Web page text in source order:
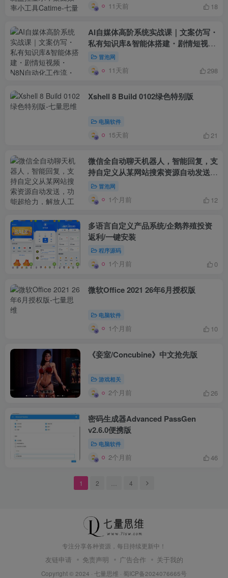
11天前 18
AI自媒体高阶系统实战课｜文案仿写・
私有知识库&智能体搭建・剧情短视
频・N8N自动化工作流・数字人制作全
链路
冒泡网
11天前 298
Xshell 8 Build 0102绿色特别版
电脑软件
15天前 21
微信全自动聊天机器人，智能回复，支
持自定义从某网站搜索资源自动发送，
功能超给力，解放人工回复压力
冒泡网
1个月前 12
多语言自定义产品系统/企鹅养殖投资
返利/一键安装
程序源码
1个月前 0
微软Office 2021 26年6月授权版
电脑软件
1个月前 10
《妾室/Concubine》中文抢先版
游戏相关
2个月前 26
密码生成器Advanced PassGen
v2.6.0便携版
电脑软件
2个月前 46
1 2 4
专注分享各种资源，每日持续更新中！
友链申请 免责声明 广告合作 关于我的
Copyright © 2024 · 七量思维 · 蜀ICP备2024076665号